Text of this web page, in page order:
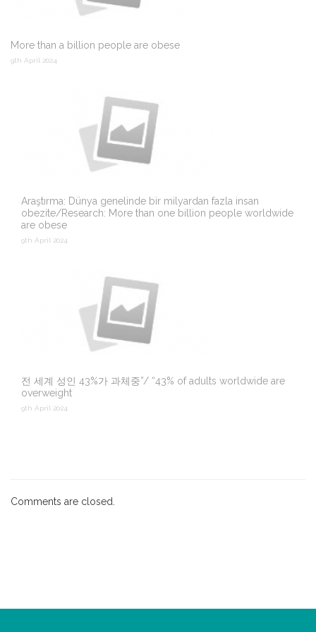
More than a billion people are obese
9th April 2024
Araştırma: Dünya genelinde bir milyardan fazla insan
obezite/Research: More than one billion people worldwide
are obese
9th April 2024
전 세계 성인 43%가 과체중”/ “43% of adults worldwide are
overweight
9th April 2024
Comments are closed.